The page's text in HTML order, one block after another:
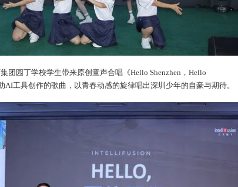
团园丁学校学生带来原创童声合唱《Hello Shenzhen，Hello
AI工具创作的歌曲，以青春动感的旋律唱出深圳少年的自豪与期待。